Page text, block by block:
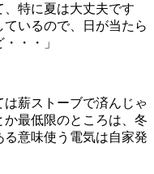
特に夏は大丈夫です
いるので、日が当たら
・・」
は薪ストーブで済んじゃ
最低限のところは、冬
意味使う電気は自家発